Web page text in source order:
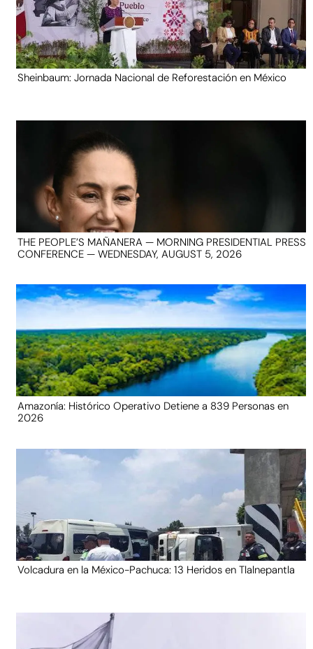
Sheinbaum: Jornada Nacional de Reforestación en México
THE PEOPLE’S MAÑANERA — MORNING PRESIDENTIAL PRESS
CONFERENCE — WEDNESDAY, AUGUST 5, 2026
Amazonía: Histórico Operativo Detiene a 839 Personas en
2026
Volcadura en la México-Pachuca: 13 Heridos en Tlalnepantla